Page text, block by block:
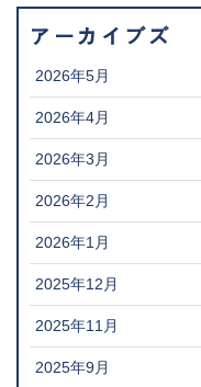
アーカイブズ
2026年5月
2026年4月
2026年3月
2026年2月
2026年1月
2025年12月
2025年11月
2025年9月